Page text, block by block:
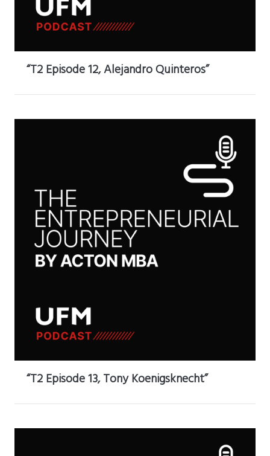
“T2 Episode 12, Alejandro Quinteros”
“T2 Episode 13, Tony Koenigsknecht”